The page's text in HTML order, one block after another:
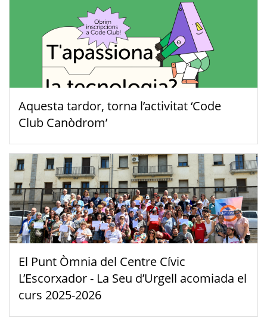
Aquesta tardor, torna l’activitat ‘Code
Club Canòdrom’
El Punt Òmnia del Centre Cívic
L’Escorxador - La Seu d’Urgell acomiada el
curs 2025-2026